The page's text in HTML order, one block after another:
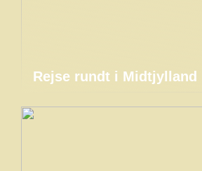
Rejse rundt i Midtjylland